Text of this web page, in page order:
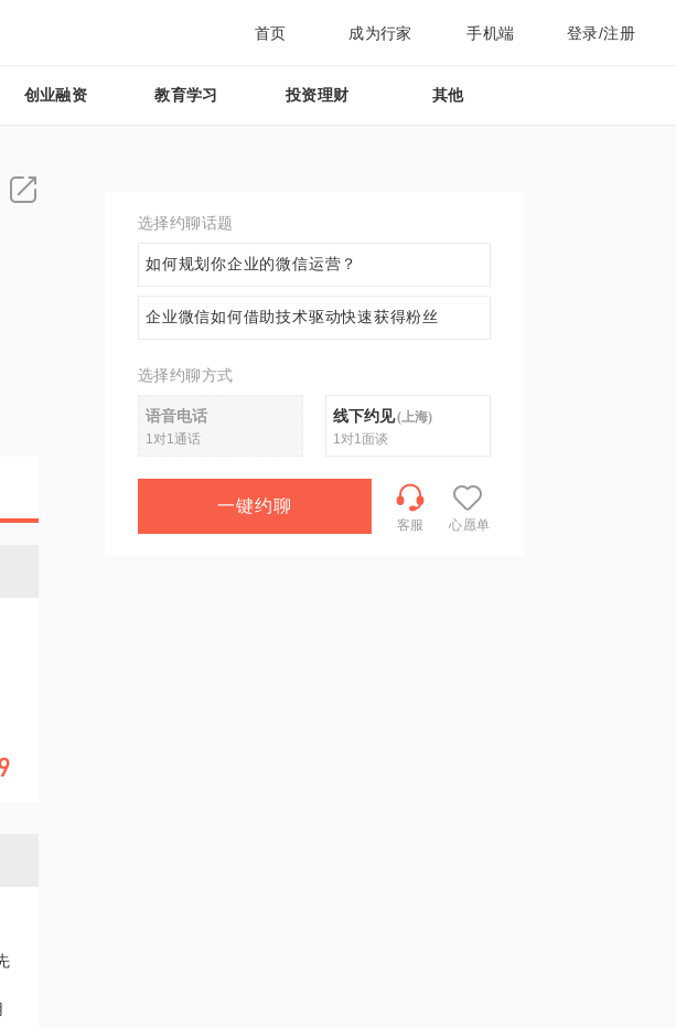
首页 成为行家 手机端 登录/注册
创业融资 教育学习 投资理财 其他
选择约聊话题
如何规划你企业的微信运营？
企业微信如何借助技术驱动快速获得粉丝
选择约聊方式
语音电话
1对1通话
线下约见(上海)
1对1面谈
一键约聊
客服 心愿单